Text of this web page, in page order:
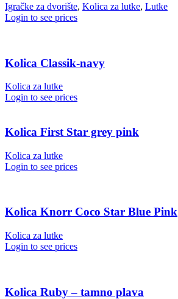
Igračke za dvorište, Kolica za lutke, Lutke
Login to see prices
Kolica Classik-navy
Kolica za lutke
Login to see prices
Kolica First Star grey pink
Kolica za lutke
Login to see prices
Kolica Knorr Coco Star Blue Pink
Kolica za lutke
Login to see prices
Kolica Ruby – tamno plava